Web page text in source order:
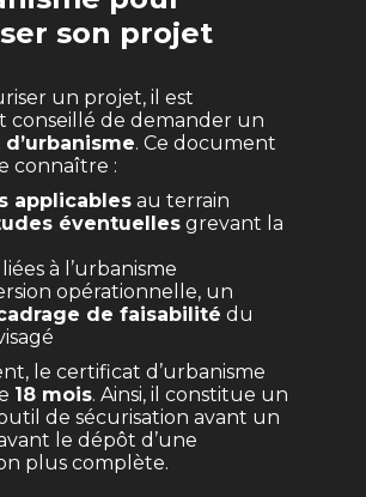
son projet
un projet, il est
conseillé de demander un
. Ce document
connaître :
applicables au terrain
éventuelles grevant la
liées à l’urbanisme
opérationnelle, un
de faisabilité du
le certificat d’urbanisme
18 mois. Ainsi, il constitue un
de sécurisation avant un
le dépôt d’une
plus complète.